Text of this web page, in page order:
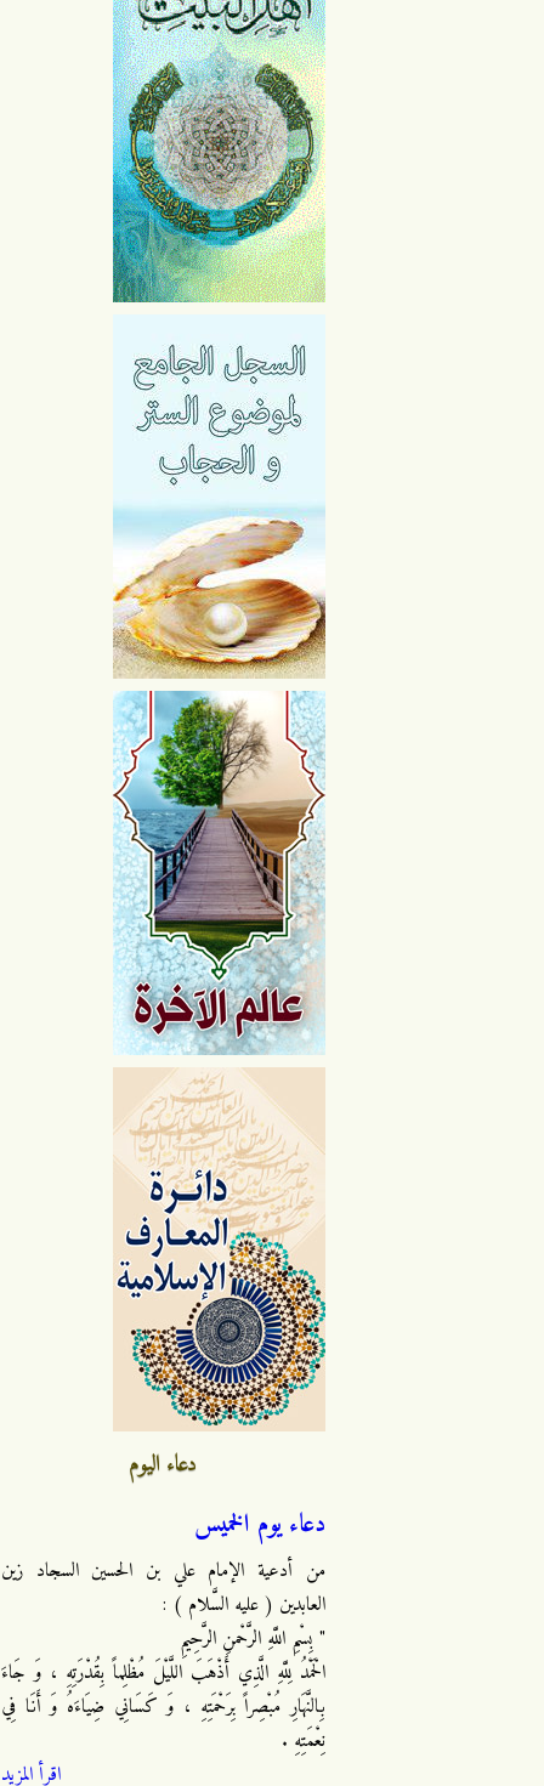
دعاء اليوم
دعاء يوم الخميس
من أدعية الإمام علي بن الحسين السجاد زين
العابدين ( عليه السَّلام ) :
" بِسْمِ اللَّهِ الرَّحْمنِ الرَّحِيمِ
الْحَمْدُ لِلَّهِ الَّذِي أَذْهَبَ اللَّيْلَ مُظْلِماً بِقُدْرَتِهِ ، وَ جَاءَ
بِالنَّهَارِ مُبْصِراً بِرَحْمَتِهِ ، وَ كَسَانِي ضِيَاءَهُ وَ أَنَا فِي
نِعْمَتِهِ .
اقرأ المزيد